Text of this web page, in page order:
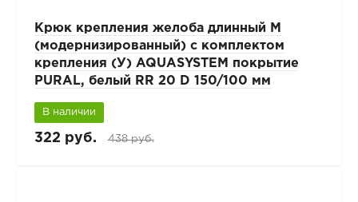
Крюк крепления желоба длинный М
(модернизированный) с комплектом
крепления (У) AQUASYSTEM покрытие
PURAL, белый RR 20 D 150/100 мм
В наличии
322 руб. 438 руб.